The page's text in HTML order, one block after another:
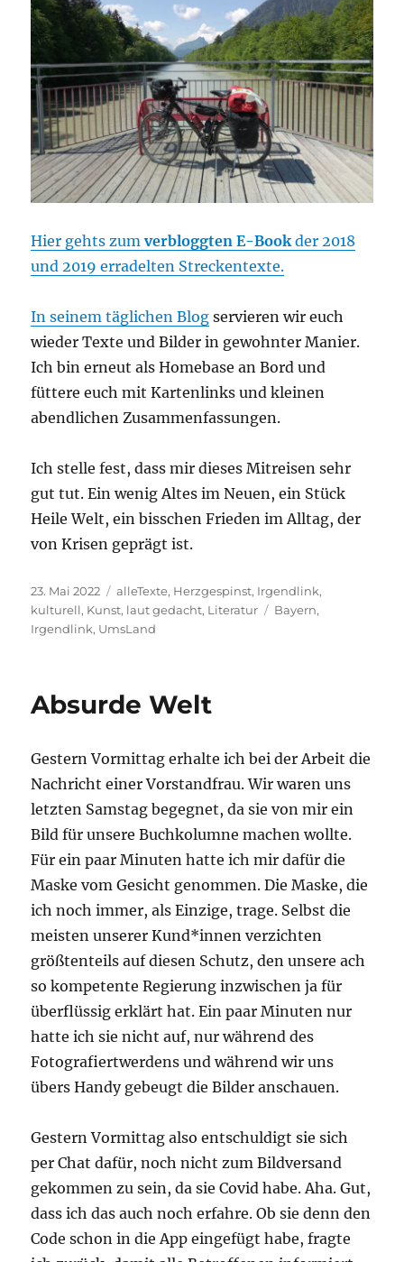
Hier gehts zumverbloggten E-Book der 2018
und 2019 erradelten Streckentexte.
In seinem täglichen Blog servieren wir euch
wieder Texte und Bilder in gewohnter Manier.
Ich bin erneut als Homebase an Bord und
füttere euch mit Kartenlinks und kleinen
abendlichen Zusammenfassungen.
Ich stelle fest, dass mir dieses Mitreisen sehr
gut tut. Ein wenig Altes im Neuen, ein Stück
Heile Welt, ein bisschen Frieden im Alltag, der
von Krisen geprägt ist.
Veröffentlicht
am
23. Mai 2022 Kategorien
alleTexte, Herzgespinst, Irgendlink,
kulturell, Kunst, laut gedacht, Literatur Schlagwörter
Bayern,
Irgendlink, UmsLand
Absurde Welt
Gestern Vormittag erhalte ich bei der Arbeit die
Nachricht einer Vorstandfrau. Wir waren uns
letzten Samstag begegnet, da sie von mir ein
Bild für unsere Buchkolumne machen wollte.
Für ein paar Minuten hatte ich mir dafür die
Maske vom Gesicht genommen. Die Maske, die
ich noch immer, als Einzige, trage. Selbst die
meisten unserer Kund*innen verzichten
größtenteils auf diesen Schutz, den unsere ach
so kompetente Regierung inzwischen ja für
überflüssig erklärt hat. Ein paar Minuten nur
hatte ich sie nicht auf, nur während des
Fotografiertwerdens und während wir uns
übers Handy gebeugt die Bilder anschauen.
Gestern Vormittag also entschuldigt sie sich
per Chat dafür, noch nicht zum Bildversand
gekommen zu sein, da sie Covid habe. Aha. Gut,
dass ich das auch noch erfahre. Ob sie denn den
Code schon in die App eingefügt habe, fragte